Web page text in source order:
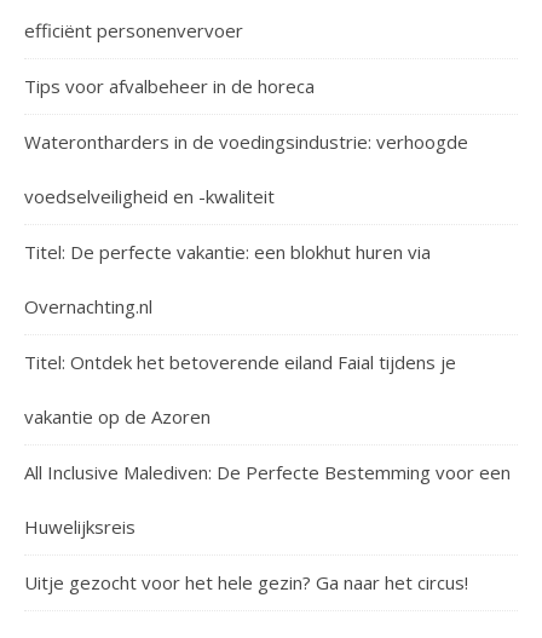
efficiënt personenvervoer
Tips voor afvalbeheer in de horeca
Waterontharders in de voedingsindustrie: verhoogde
voedselveiligheid en -kwaliteit
Titel: De perfecte vakantie: een blokhut huren via
Overnachting.nl
Titel: Ontdek het betoverende eiland Faial tijdens je
vakantie op de Azoren
All Inclusive Malediven: De Perfecte Bestemming voor een
Huwelijksreis
Uitje gezocht voor het hele gezin? Ga naar het circus!